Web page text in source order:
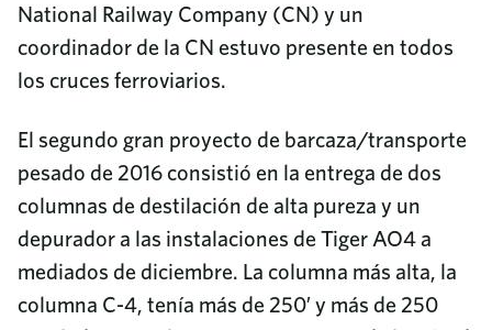
National Railway Company (CN) y un
coordinador de la CN estuvo presente en todos
los cruces ferroviarios.
El segundo gran proyecto de barcaza/transporte
pesado de 2016 consistió en la entrega de dos
columnas de destilación de alta pureza y un
depurador a las instalaciones de Tiger AO4 a
mediados de diciembre. La columna más alta, la
columna C-4, tenía más de 250′ y más de 250